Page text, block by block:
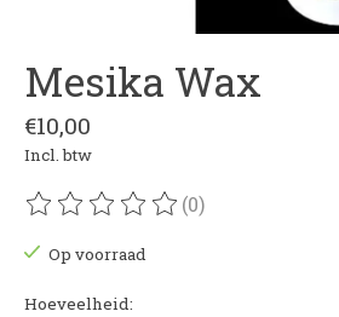
Mesika Wax
€10,00
Incl. btw
De beoordeling van dit product is
(0)
Op voorraad
Hoeveelheid: